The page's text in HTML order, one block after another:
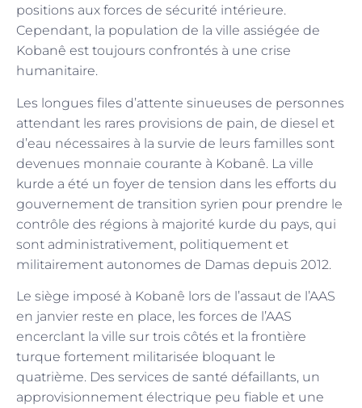
positions aux forces de sécurité intérieure.
Cependant, la population de la ville assiégée de
Kobanê est toujours confrontés à une crise
humanitaire.
Les longues files d’attente sinueuses de personnes
attendant les rares provisions de pain, de diesel et
d’eau nécessaires à la survie de leurs familles sont
devenues monnaie courante à Kobanê. La ville
kurde a été un foyer de tension dans les efforts du
gouvernement de transition syrien pour prendre le
contrôle des régions à majorité kurde du pays, qui
sont administrativement, politiquement et
militairement autonomes de Damas depuis 2012.
Le siège imposé à Kobanê lors de l’assaut de l’AAS
en janvier reste en place, les forces de l’AAS
encerclant la ville sur trois côtés et la frontière
turque fortement militarisée bloquant le
quatrième. Des services de santé défaillants, un
approvisionnement électrique peu fiable et une